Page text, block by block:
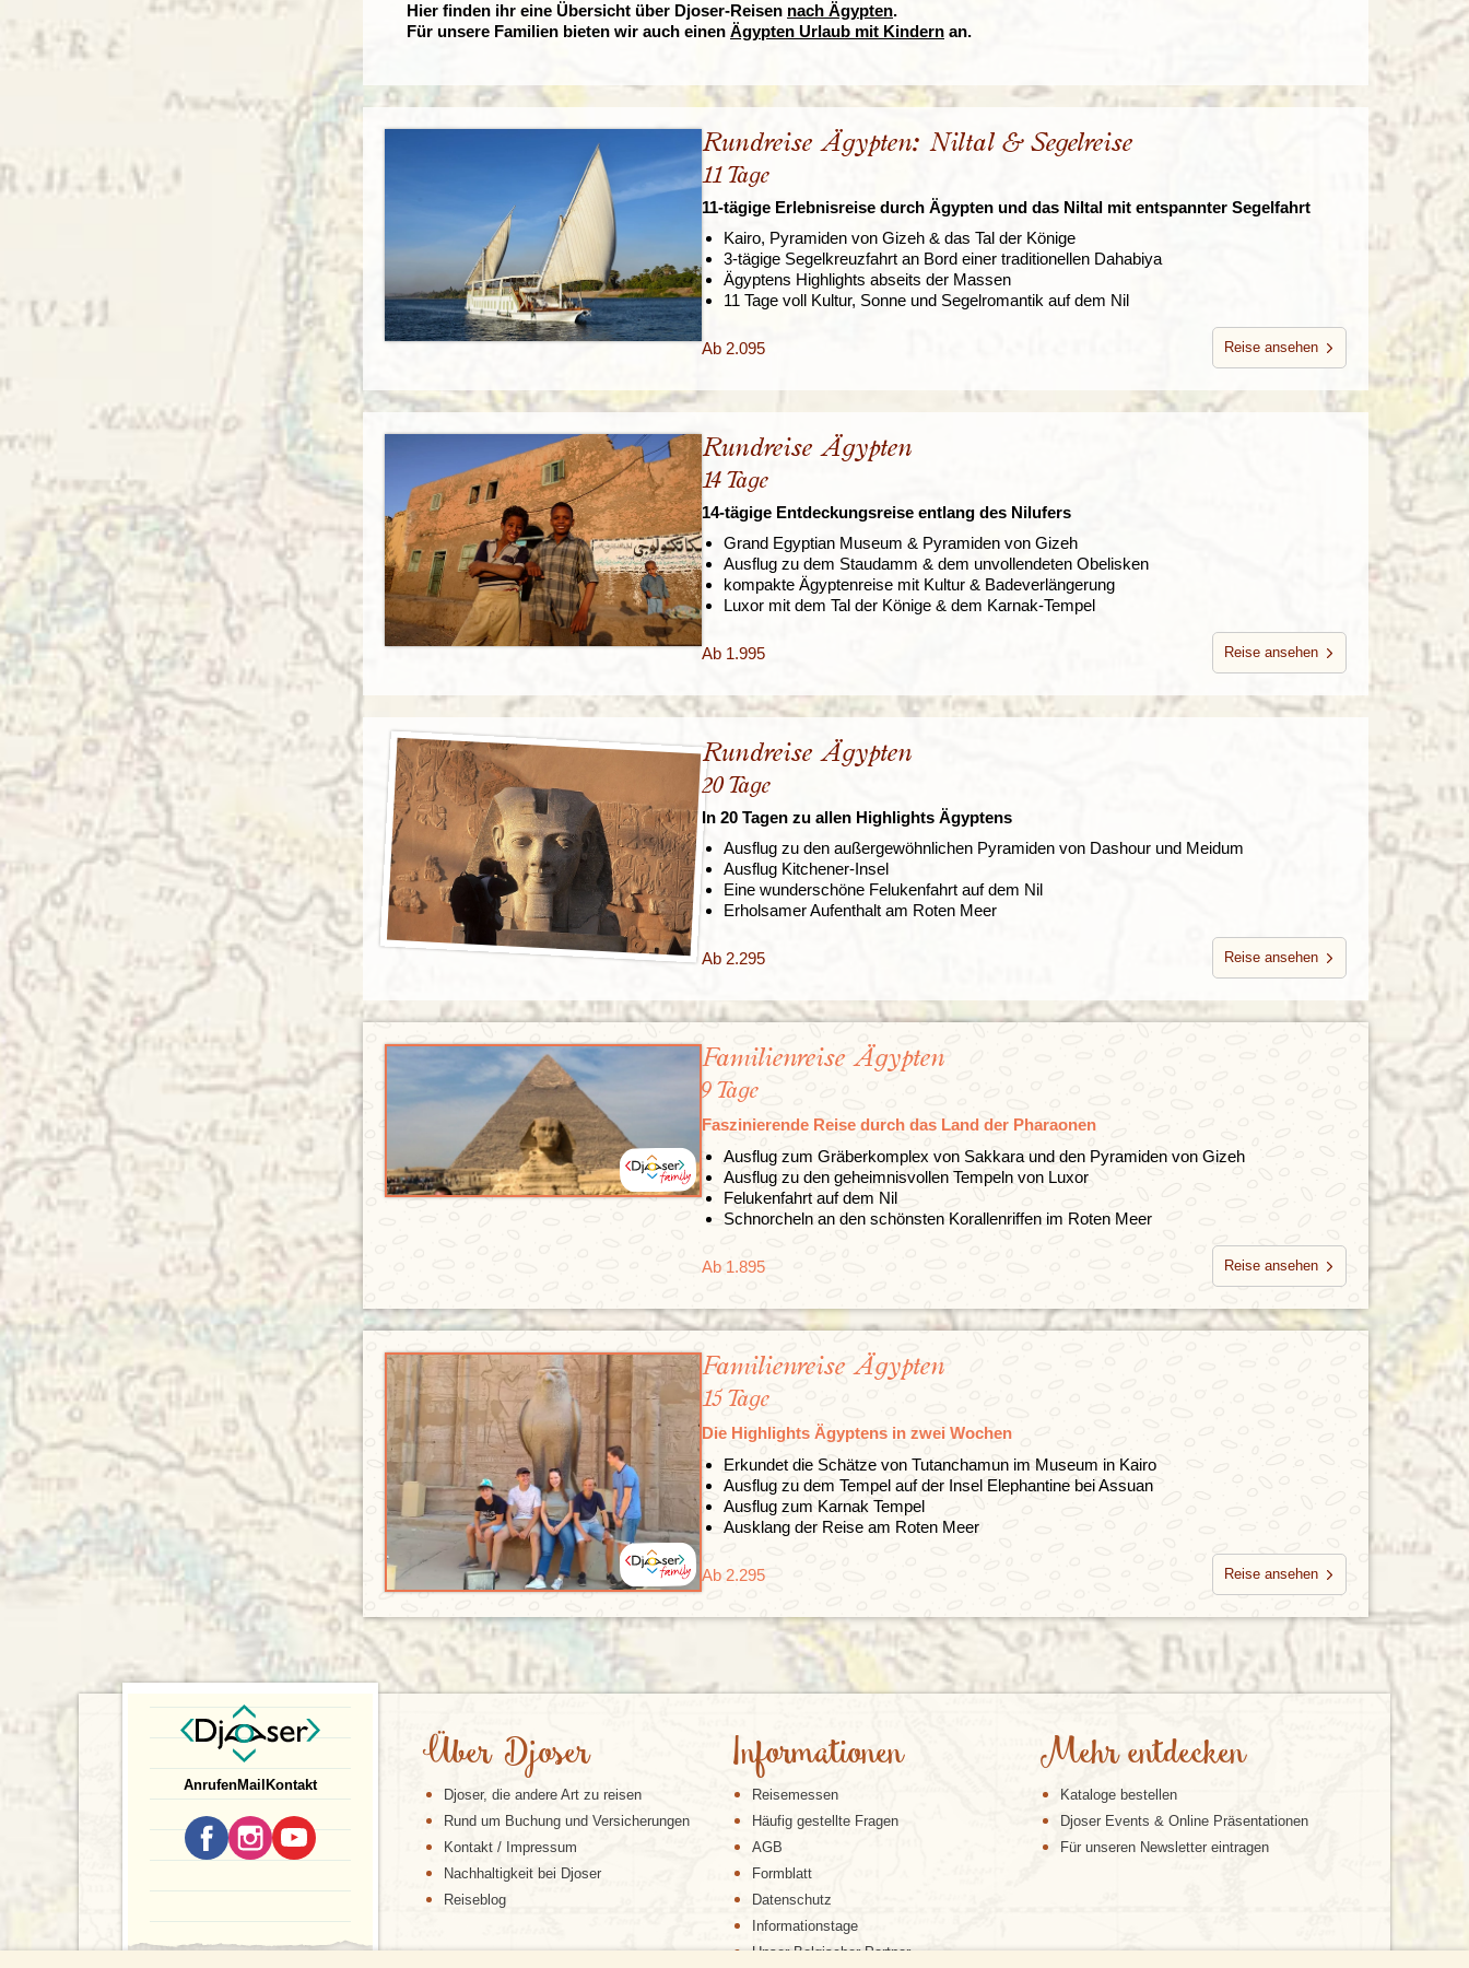
Hier finden ihr eine Übersicht über Djoser-Reisen nach Ägypten.
Für unsere Familien bieten wir auch einen Ägypten Urlaub mit Kindern an.
Rundreise Ägypten: Niltal & Segelreise
11 Tage
11-tägige Erlebnisreise durch Ägypten und das Niltal mit entspannter Segelfahrt
Kairo, Pyramiden von Gizeh & das Tal der Könige
3-tägige Segelkreuzfahrt an Bord einer traditionellen Dahabiya
Ägyptens Highlights abseits der Massen
11 Tage voll Kultur, Sonne und Segelromantik auf dem Nil
Ab 2.095 Reise ansehen
Rundreise Ägypten
14 Tage
14-tägige Entdeckungsreise entlang des Nilufers
Grand Egyptian Museum & Pyramiden von Gizeh
Ausflug zu dem Staudamm & dem unvollendeten Obelisken
kompakte Ägyptenreise mit Kultur & Badeverlängerung
Luxor mit dem Tal der Könige & dem Karnak-Tempel
Ab 1.995 Reise ansehen
Rundreise Ägypten
20 Tage
In 20 Tagen zu allen Highlights Ägyptens
Ausflug zu den außergewöhnlichen Pyramiden von Dashour und Meidum
Ausflug Kitchener-Insel
Eine wunderschöne Felukenfahrt auf dem Nil
Erholsamer Aufenthalt am Roten Meer
Ab 2.295 Reise ansehen
Familienreise Ägypten
9 Tage
Faszinierende Reise durch das Land der Pharaonen
Ausflug zum Gräberkomplex von Sakkara und den Pyramiden von Gizeh
Ausflug zu den geheimnisvollen Tempeln von Luxor
Felukenfahrt auf dem Nil
Schnorcheln an den schönsten Korallenriffen im Roten Meer
Ab 1.895 Reise ansehen
Familienreise Ägypten
15 Tage
Die Highlights Ägyptens in zwei Wochen
Erkundet die Schätze von Tutanchamun im Museum in Kairo
Ausflug zu dem Tempel auf der Insel Elephantine bei Assuan
Ausflug zum Karnak Tempel
Ausklang der Reise am Roten Meer
Ab 2.295 Reise ansehen
AnrufenMail Kontakt
Über Djoser
Djoser, die andere Art zu reisen
Rund um Buchung und Versicherungen
Kontakt / Impressum
Nachhaltigkeit bei Djoser
Reiseblog
Informationen
Reisemessen
Häufig gestellte Fragen
AGB
Formblatt
Datenschutz
Informationstage
Unser Belgischer Partner
Mehr entdecken
Kataloge bestellen
Djoser Events & Online Präsentationen
Für unseren Newsletter eintragen